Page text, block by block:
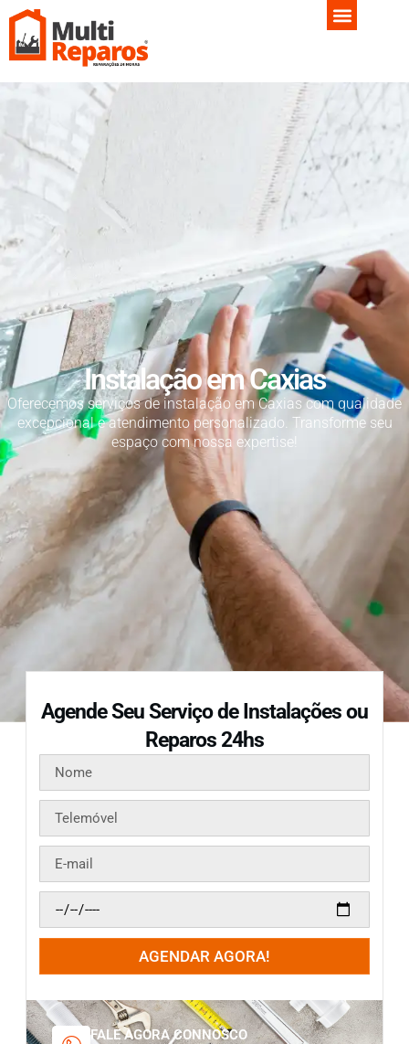
Instalação em Caxias
Oferecemos serviços de instalação em Caxias com qualidade
excepcional e atendimento personalizado. Transforme seu
espaço com nossa expertise!
Agende Seu Serviço de Instalações ou
Reparos 24hs
AGENDAR AGORA!
FALE AGORA CONNOSCO